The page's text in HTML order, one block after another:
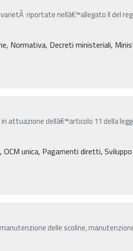
riportate nellâ€™allegato II del
Normativa, Decreti ministeriali,
attuazione dellâ€™articolo 11 della
unica, Pagamenti diretti,
delle scoline,